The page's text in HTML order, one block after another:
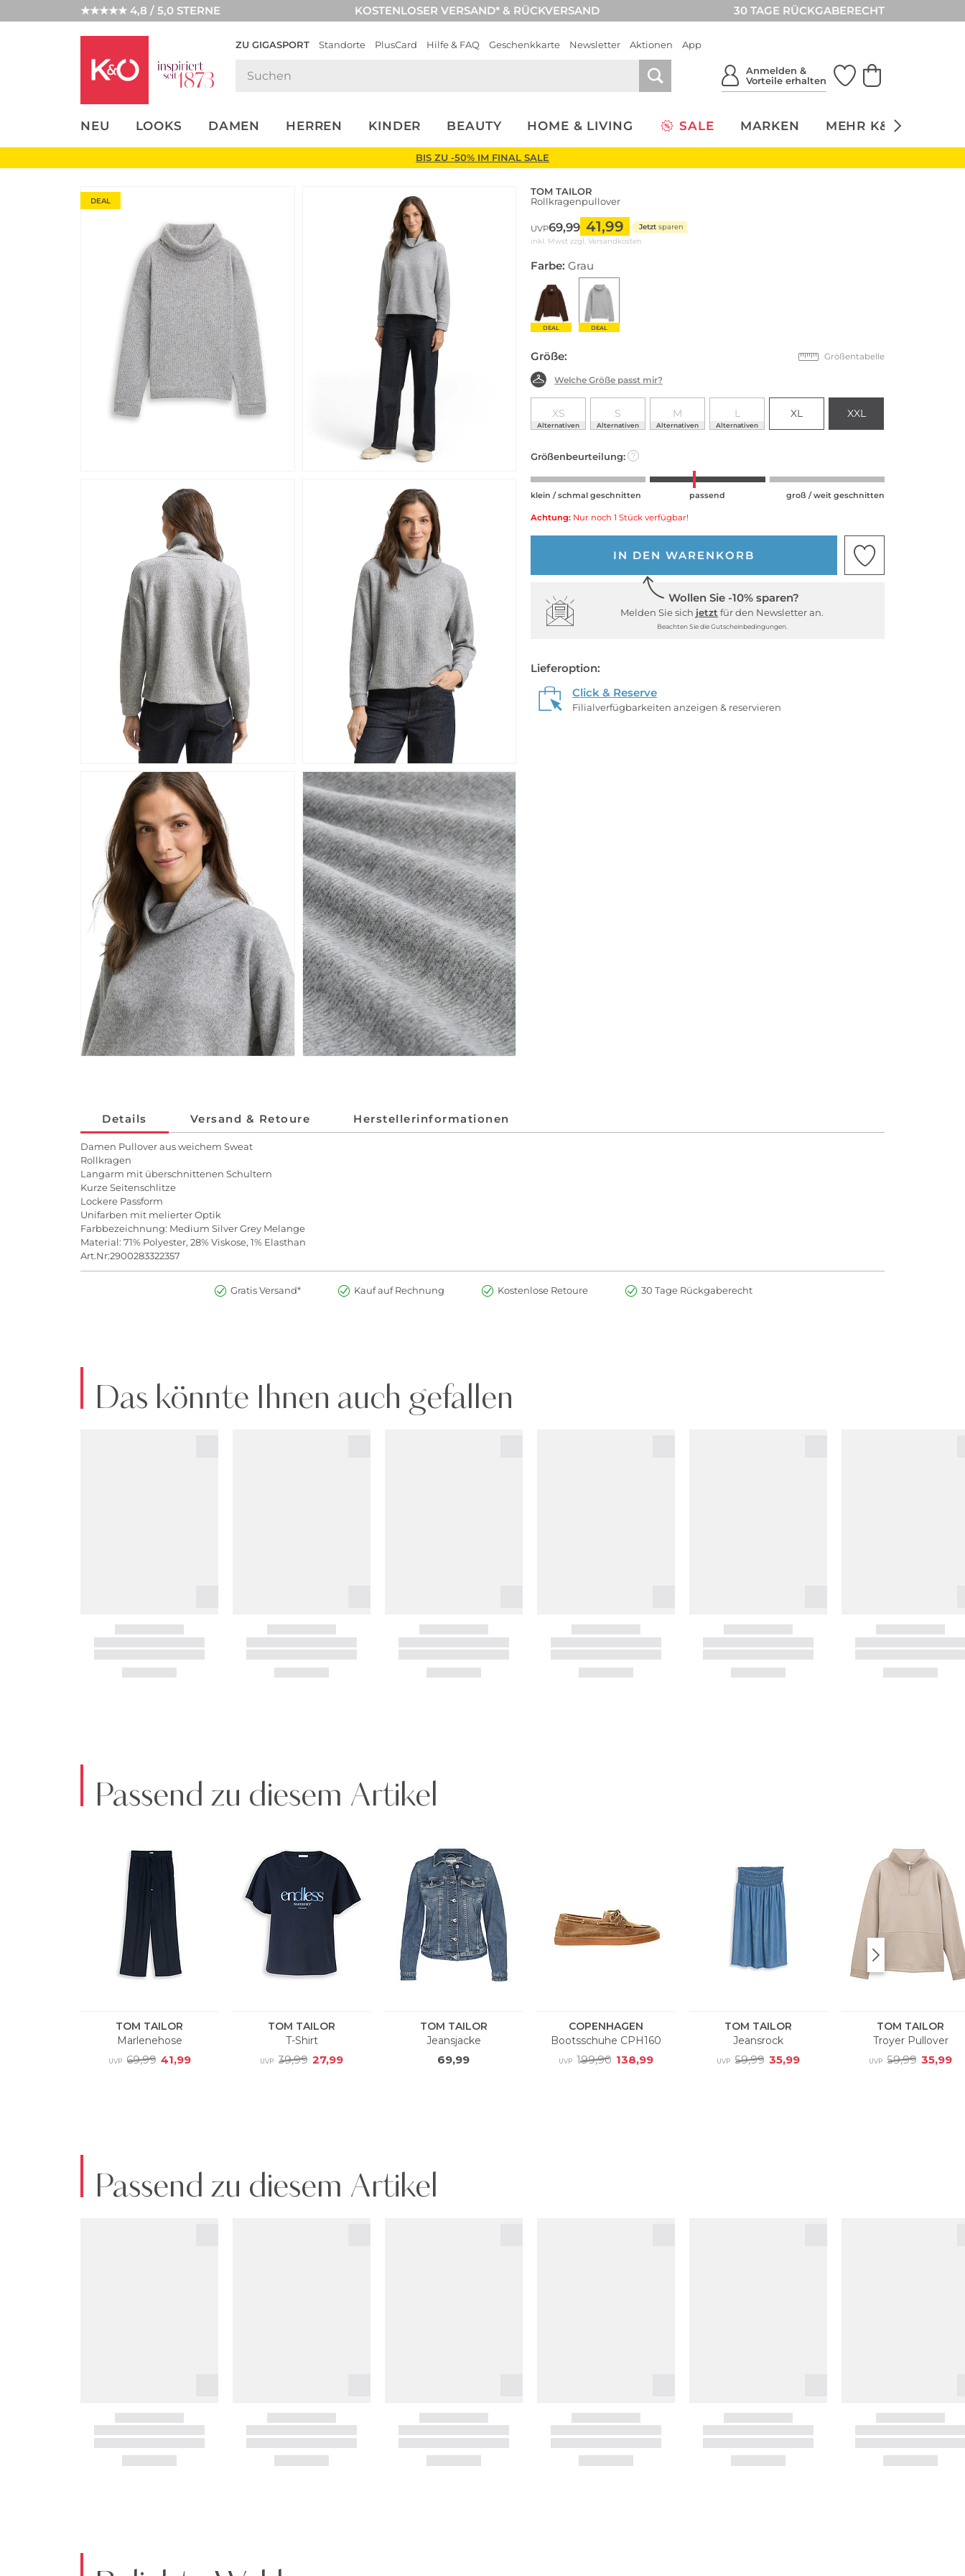
★★★★★ 4,8 / 5,0 STERNE KOSTENLOSER VERSAND* & RÜCKVERSAND 30 TAGE RÜCKGABERECHT
ZU GIGASPORT Standorte PlusCard Hilfe & FAQ Geschenkkarte Newsletter Aktionen App
Anmelden &
Vorteile erhalten
NEU LOOKS DAMEN HERREN KINDER BEAUTY HOME & LIVING SALE MARKEN MEHR K&Ö
UNSERE APP
CLICK &
BIS ZU -50% IM FINAL SALE
DEAL
TOM TAILOR
Rollkragenpullover
UVP69,99 41,99 Jetzt sparen
inkl. Mwst zzgl. Versandkosten
Farbe: Grau
DEAL DEAL
Größe: Größentabelle
Welche Größe passt mir?
XS
Alternativen
S
Alternativen
M
Alternativen
L
Alternativen
XL XXL
Größenbeurteilung: ?
klein / schmal geschnitten passend groß / weit geschnitten
Achtung: Nur noch 1 Stück verfügbar!
IN DEN WARENKORB
Wollen Sie -10% sparen?
Melden Sie sich jetzt für den Newsletter an.
Beachten Sie die Gutscheinbedingungen.
Lieferoption:
Click & Reserve
Filialverfügbarkeiten anzeigen & reservieren
Details Versand & Retoure Herstellerinformationen
Damen Pullover aus weichem Sweat
Rollkragen
Langarm mit überschnittenen Schultern
Kurze Seitenschlitze
Lockere Passform
Unifarben mit melierter Optik
Farbbezeichnung: Medium Silver Grey Melange
Material: 71% Polyester, 28% Viskose, 1% Elasthan
Art.Nr:2900283322357
Gratis Versand* Kauf auf Rechnung Kostenlose Retoure 30 Tage Rückgaberecht
Das könnte Ihnen auch gefallen
Passend zu diesem Artikel
Passend zu diesem Artikel